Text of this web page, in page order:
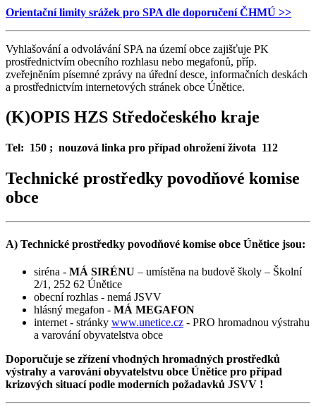
Orientační limity srážek pro SPA dle doporučení ČHMÚ >>
Vyhlašování a odvolávání SPA na území obce zajišťuje PK
prostřednictvím obecního rozhlasu nebo megafonů, příp.
zveřejněním písemné zprávy na úřední desce, informačních deskách
a prostřednictvím internetových stránek obce Únětice.
(K)OPIS HZS Středočeského kraje
Tel: 150 ; nouzová linka pro případ ohrožení života 112
Technické prostředky povodňové komise
obce
A) Technické prostředky povodňové komise obce Únětice jsou:
siréna - MÁ SIRÉNU – umístěna na budově školy – Školní
2/1, 252 62 Únětice
obecní rozhlas - nemá JSVV
hlásný megafon - MÁ MEGAFON
internet - stránky www.unetice.cz - PRO hromadnou výstrahu
a varování obyvatelstva obce
Doporučuje se zřízení vhodných hromadných prostředků
výstrahy a varování obyvatelstvu obce Únětice pro případ
krizových situací podle moderních požadavků JSVV !